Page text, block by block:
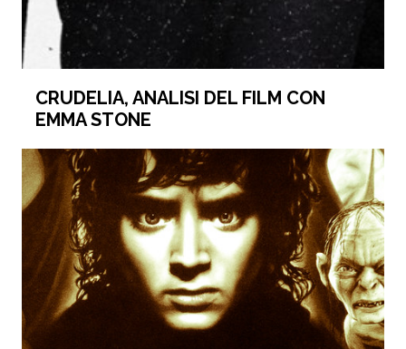
CRUDELIA, ANALISI DEL FILM CON
EMMA STONE